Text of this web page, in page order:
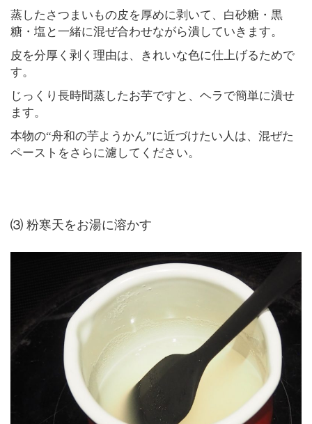
蒸したさつまいもの皮を厚めに剥いて、白砂糖・黒
糖・塩と一緒に混ぜ合わせながら潰していきます。
皮を分厚く剥く理由は、きれいな色に仕上げるためで
す。
じっくり長時間蒸したお芋ですと、ヘラで簡単に潰せ
ます。
本物の“舟和の芋ようかん”に近づけたい人は、混ぜた
ペーストをさらに濾してください。
⑶ 粉寒天をお湯に溶かす